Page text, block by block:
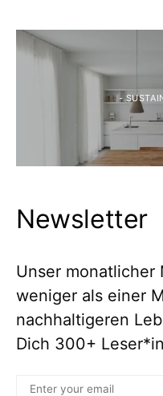
-
Newsletter
Unser monatlicher
weniger als einer
nachhaltigeren
Dich 300+